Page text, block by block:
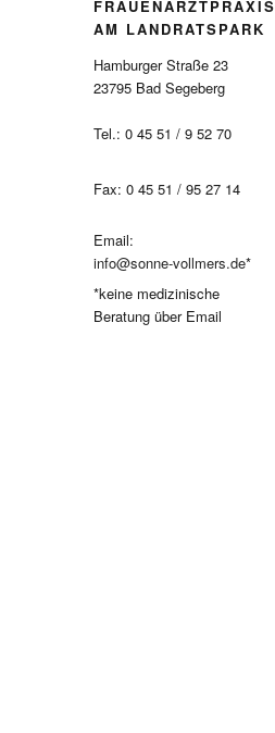
FRAUENARZTPRAXIS
AM LANDRATSPARK
Hamburger Straße 23
23795 Bad Segeberg
Tel.: 0 45 51 / 9 52 70
Fax: 0 45 51 / 95 27 14
Email:
info@sonne-vollmers.de*
*keine medizinische
Beratung über Email